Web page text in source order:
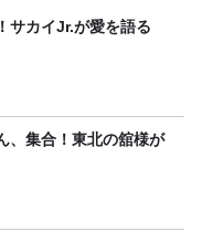
サカイJr.が愛を語る
集合！東北の舘様が